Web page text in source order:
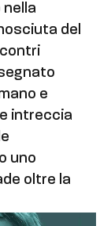
nella
del
e
intreccia
uno
oltre la